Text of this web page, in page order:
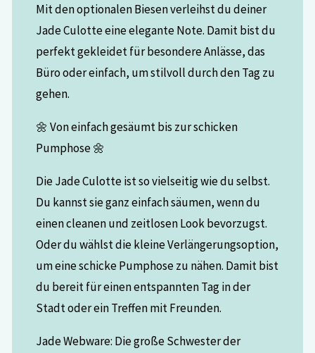
Mit den optionalen Biesen verleihst du deiner
Jade Culotte eine elegante Note. Damit bist du
perfekt gekleidet für besondere Anlässe, das
Büro oder einfach, um stilvoll durch den Tag zu
gehen.
🌼 Von einfach gesäumt bis zur schicken
Pumphose 🌼
Die Jade Culotte ist so vielseitig wie du selbst.
Du kannst sie ganz einfach säumen, wenn du
einen cleanen und zeitlosen Look bevorzugst.
Oder du wählst die kleine Verlängerungsoption,
um eine schicke Pumphose zu nähen. Damit bist
du bereit für einen entspannten Tag in der
Stadt oder ein Treffen mit Freunden.
Jade Webware: Die große Schwester der